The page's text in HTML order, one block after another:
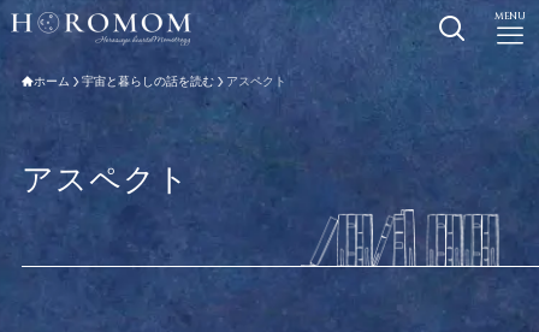
MENU
ホーム 宇宙と暮らしの話を読む アスペクト
アスペクト